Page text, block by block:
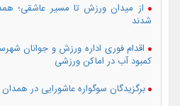
از میدان ورزش تا مسیر عاشقی؛
شدند
اقدام فوری اداره ورزش و جوانان
کمبود آب در اماکن ورزشی
برگزیدگان سوگواره عاشورایی در